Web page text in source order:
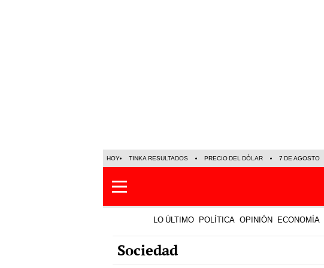
HOY TINKA RESULTADOS PRECIO DEL DÓLAR 7 DE AGOSTO
LO ÚLTIMO POLÍTICA OPINIÓN ECONOMÍA
Sociedad